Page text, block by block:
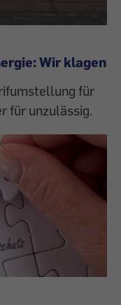
Wir klagen
für
für unzulässig.